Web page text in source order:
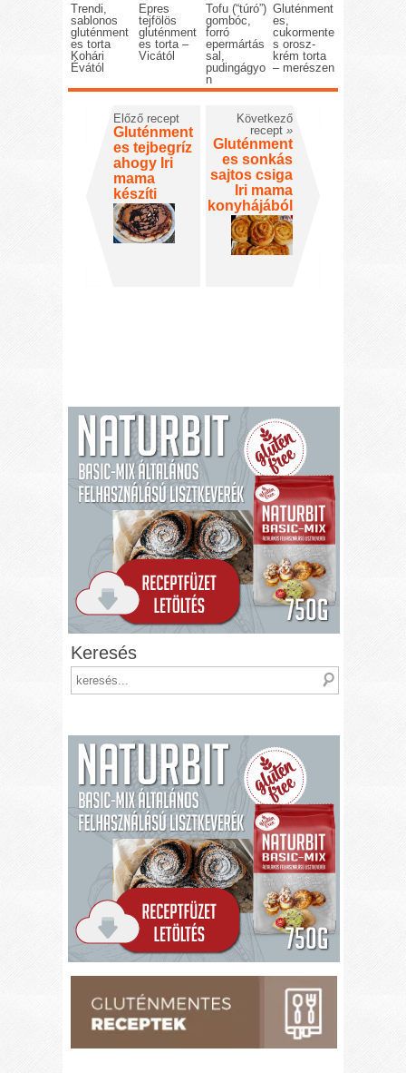
Trendi,
sablonos
gluténment
es torta
Kohári
Évától
Epres
tejfölös
gluténment
es torta –
Vicától
Tofu (“túró”)
gombóc,
forró
epermártás
sal,
pudingágyo
n
Gluténment
es,
cukormente
s orosz-
krém torta
– merészen
Előző recept
Gluténment
es tejbegríz
ahogy Iri
mama
készíti
Következő
recept »
Gluténment
es sonkás
sajtos csiga
Iri mama
konyhájából
Keresés